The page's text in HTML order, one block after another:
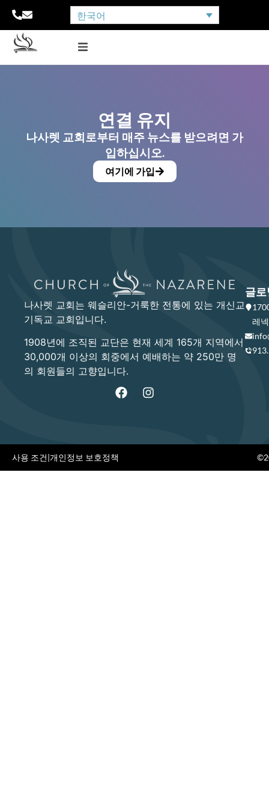
한국어
연결 유지
나사렛 교회로부터 매주 뉴스를 받으려면 가
입하십시오.
여기에 가입
나사렛 교회는 웨슬리안-거룩한 전통에 있는 개신교
기독교 교회입니다.
1908년에 조직된 교단은 현재 세계 165개 지역에서
30,000개 이상의 회중에서 예배하는 약 250만 명
의 회원들의 고향입니다.
글로
레
사용 조건|개인정보 보호정책